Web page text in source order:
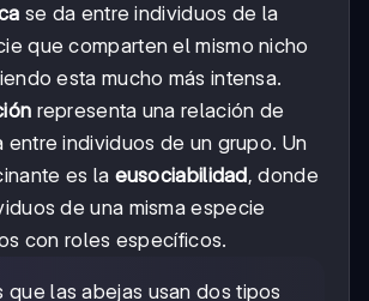
se da entre individuos de la
que comparten el mismo nicho
esta mucho más intensa.
representa una relación de
entre individuos de un grupo. Un
es la eusociabilidad, donde
de una misma especie
con roles específicos.
que las abejas usan dos tipos